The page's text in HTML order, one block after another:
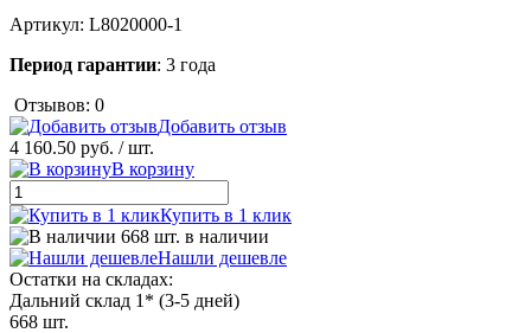
Артикул: L8020000-1
Период гарантии: 3 года
Отзывов: 0
Добавить отзыв
4 160.50 руб. / шт.
В корзину
Купить в 1 клик
668 шт. в наличии
Нашли дешевле
Остатки на складах:
Дальний склад 1* (3-5 дней)
668 шт.